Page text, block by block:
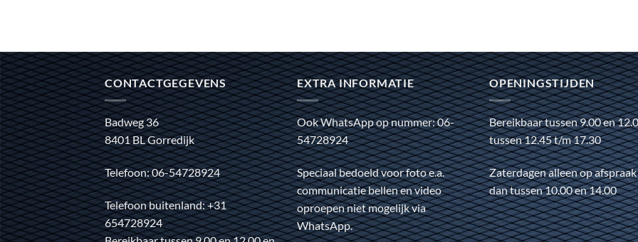
CONTACTGEGEVENS
Badweg 36
8401 BL Gorredijk
Telefoon: 06-54728924
Telefoon buitenland: +31
654728924
EXTRA INFORMATIE
Ook WhatsApp op nummer: 06-
54728924
Speciaal bedoeld voor foto e.a.
communicatie bellen en video
oproepen niet mogelijk via
WhatsApp.
OPENINGSTIJDEN
Bereikbaar tussen 9.00 en
tussen 12.45 t/m 17.30
Zaterdagen alleen op
dan tussen 10.00 en 14.00